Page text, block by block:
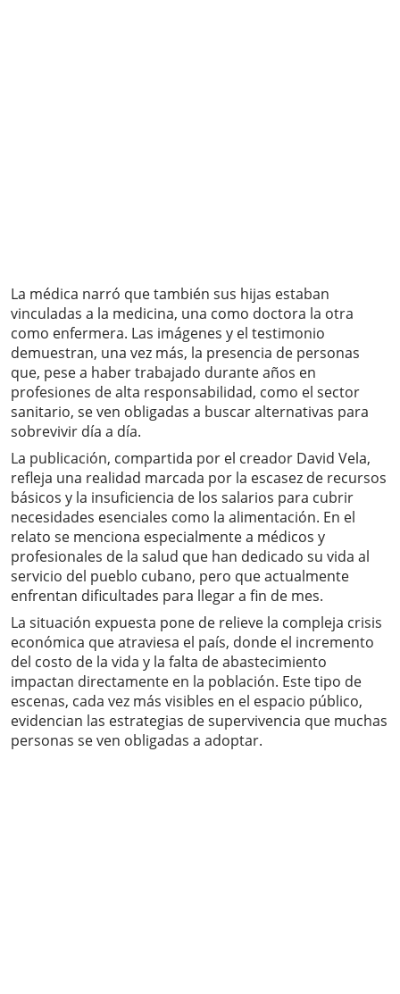
La médica narró que también sus hijas estaban
vinculadas a la medicina, una como doctora la otra
como enfermera. Las imágenes y el testimonio
demuestran, una vez más, la presencia de personas
que, pese a haber trabajado durante años en
profesiones de alta responsabilidad, como el sector
sanitario, se ven obligadas a buscar alternativas para
sobrevivir día a día.
La publicación, compartida por el creador David Vela,
refleja una realidad marcada por la escasez de recursos
básicos y la insuficiencia de los salarios para cubrir
necesidades esenciales como la alimentación. En el
relato se menciona especialmente a médicos y
profesionales de la salud que han dedicado su vida al
servicio del pueblo cubano, pero que actualmente
enfrentan dificultades para llegar a fin de mes.
La situación expuesta pone de relieve la compleja crisis
económica que atraviesa el país, donde el incremento
del costo de la vida y la falta de abastecimiento
impactan directamente en la población. Este tipo de
escenas, cada vez más visibles en el espacio público,
evidencian las estrategias de supervivencia que muchas
personas se ven obligadas a adoptar.